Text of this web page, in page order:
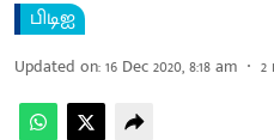
பிடிஐ
Updated on:16 Dec 2020, 8:18 am 2